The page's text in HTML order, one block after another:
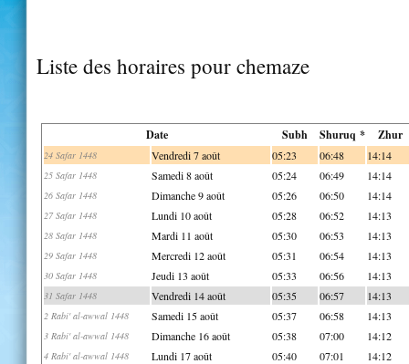
Liste des horaires pour chemaze
Date Subh Shuruq * Zhur
24 Safar 1448 Vendredi 7 août 05:23 06:48 14:14
25 Safar 1448 Samedi 8 août 05:24 06:49 14:14
26 Safar 1448 Dimanche 9 août 05:26 06:50 14:14
27 Safar 1448 Lundi 10 août 05:28 06:52 14:13
28 Safar 1448 Mardi 11 août 05:30 06:53 14:13
29 Safar 1448 Mercredi 12 août 05:31 06:54 14:13
30 Safar 1448 Jeudi 13 août 05:33 06:56 14:13
31 Safar 1448 Vendredi 14 août 05:35 06:57 14:13
2 Rabi' al-awwal 1448 Samedi 15 août 05:37 06:58 14:13
3 Rabi' al-awwal 1448 Dimanche 16 août 05:38 07:00 14:12
4 Rabi' al-awwal 1448 Lundi 17 août 05:40 07:01 14:12